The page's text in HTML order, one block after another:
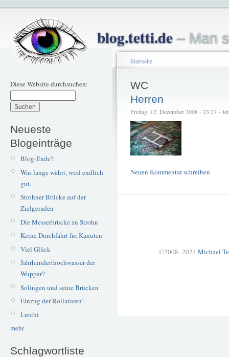
blog.tetti.de– Man
Diese Website durchsuchen:
Neueste
Blogeinträge
Blog-Ende?
Was lange währt, wird endlich
gut.
Strohner Brücke auf der
Zielgeraden
Die Messerbrücke zu Strohn
Keine Durchfahrt für Kanuten
Viel Glück
Jahrhunderthochwasser der
Wupper?
Solingen und seine Brücken
Einzug der Rollatoren!
Lurchi
mehr
Schlagwortliste
Startseite
WC
Herren
Freitag, 12. Dezember 2008 - 23:27 –
Neuen Kommentar schreiben
©2008–2024 Michael